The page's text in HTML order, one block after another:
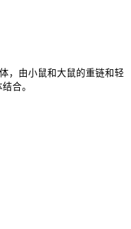
，由小鼠和大鼠的重链和轻
合。